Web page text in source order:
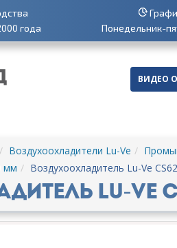
года
Понедельник-
ВИДЕО
Воздухоохладители Lu-Ve
мм
Воздухоохладитель Lu-Ve
Lu-Ve